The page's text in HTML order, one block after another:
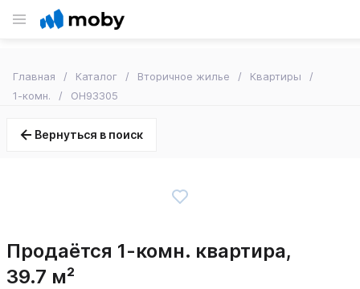
Главная Каталог Вторичное жилье
Квартиры
1-комн.
OH93305
Вернуться в поиск
Продаётся 1-комн. квартира,
39.7 м²